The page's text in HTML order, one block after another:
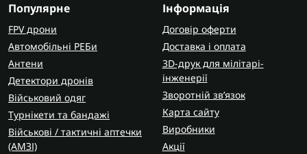
Популярне
FPV дрони
Автомобільні РЕБи
Антени
Детектори дронів
Військовий одяг
Турнікети та бандажі
Військові / тактичні аптечки
(AMЗІ)
Інформація
Договір оферти
Доставка і оплата
3D-друк для мілітарі-
інженерії
Зворотній зв’язок
Карта сайту
Виробники
Акції